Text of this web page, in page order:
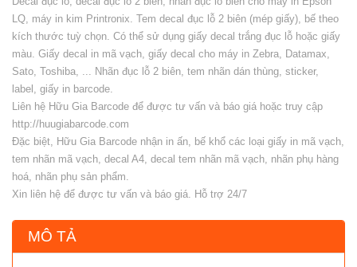
LQ, máy in kim Printronix. Tem decal đục lỗ 2 biên (mép giấy), bế theo
kích thước tuỳ chọn. Có thể sử dụng giấy decal trắng đục lỗ hoặc giấy
màu. Giấy decal in mã vạch, giấy decal cho máy in Zebra, Datamax,
Sato, Toshiba, ... Nhãn đục lỗ 2 biên, tem nhãn dán thùng, sticker,
label, giấy in barcode.
Liên hệ Hữu Gia Barcode để được tư vấn và báo giá hoặc truy cập
http://huugiabarcode.com
Đặc biệt, Hữu Gia Barcode nhận in ấn, bế khổ các loại giấy in mã vạch,
tem nhãn mã vạch, decal A4, decal tem nhãn mã vạch, nhãn phụ hàng
hoá, nhãn phụ sản phẩm.
Xin liên hệ để được tư vấn và báo giá. Hỗ trợ 24/7
MÔ TẢ